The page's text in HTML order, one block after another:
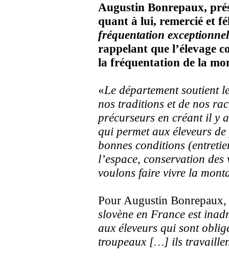
Augustin Bonrepaux,
quant à lui, remercié et
fréquentation
rappelant que l’élevage
la fréquentation de la
«Le département soutient
nos traditions et de nos
précurseurs en créant il y
qui permet aux éleveurs
bonnes conditions
l’espace, conservation
voulons faire vivre la
Pour Augustin Bonrepaux,
slovène en France est
aux éleveurs qui sont
troupeaux […] ils